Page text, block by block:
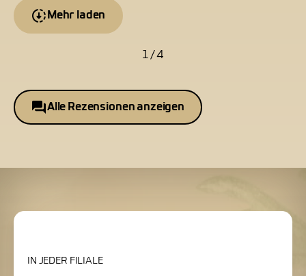
Mehr laden
1 / 4
Alle Rezensionen anzeigen
IN JEDER FILIALE